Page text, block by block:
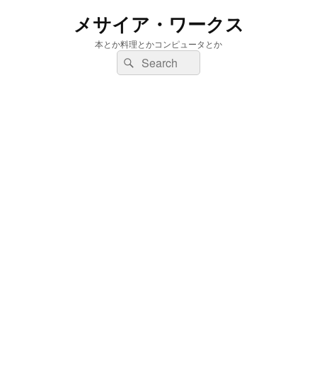
メサイア・ワークス
本とか料理とかコンピュータとか
検
索:
検
索